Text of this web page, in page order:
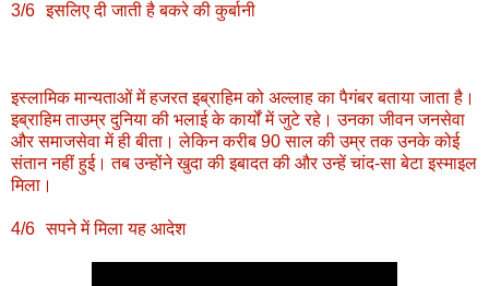
3/6 इसलिए दी जाती है बकरे की कुर्बानी
इस्लामिक मान्यताओं में हजरत इब्राहिम को अल्लाह का पैगंबर बताया जाता है।
इब्राहिम ताउम्र दुनिया की भलाई के कार्यों में जुटे रहे। उनका जीवन जनसेवा
और समाजसेवा में ही बीता। लेकिन करीब 90 साल की उम्र तक उनके कोई
संतान नहीं हुई। तब उन्होंने खुदा की इबादत की और उन्हें चांद-सा बेटा इस्माइल
मिला।
4/6 सपने में मिला यह आदेश